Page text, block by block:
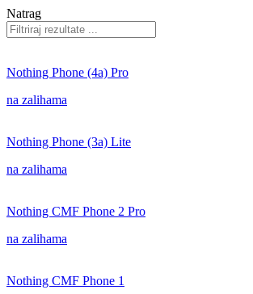
Natrag
Nothing Phone (4a) Pro
na zalihama
Nothing Phone (3a) Lite
na zalihama
Nothing CMF Phone 2 Pro
na zalihama
Nothing CMF Phone 1